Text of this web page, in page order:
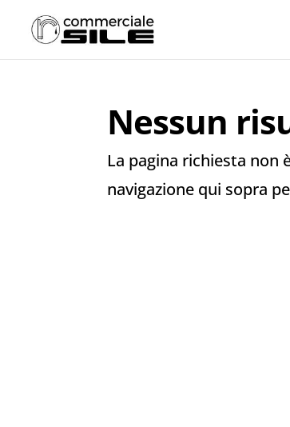
Nessun
La pagina richiesta non
navigazione qui sopra